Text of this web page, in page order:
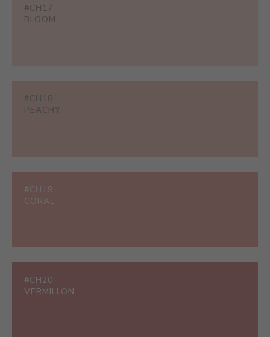
#CH17
BLOOM
#CH18
PEACHY
#CH19
CORAL
#CH20
VERMILLON